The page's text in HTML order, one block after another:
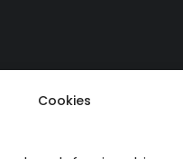
Cookies